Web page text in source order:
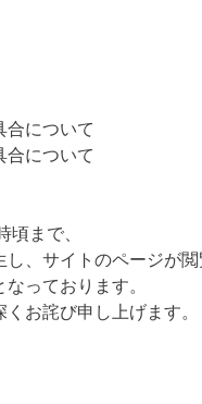
合について
合について
頃まで、
、サイトのページが
っております。
お詫び申し上げます。